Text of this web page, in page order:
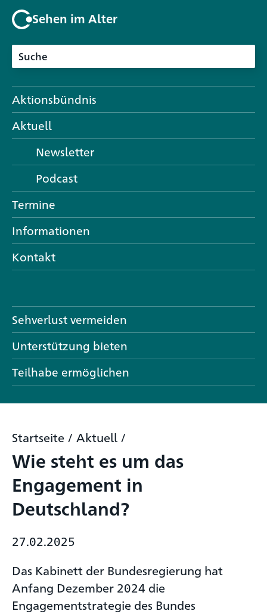
Sehen im Alter
Aktionsbündnis
Aktuell
Newsletter
Podcast
Termine
Informationen
Kontakt
Sehverlust vermeiden
Unterstützung bieten
Teilhabe ermöglichen
Startseite / Aktuell /
Wie steht es um das
Engagement in
Deutschland?
27.02.2025
Das Kabinett der Bundesregierung hat
Anfang Dezember 2024 die
Engagementstrategie des Bundes